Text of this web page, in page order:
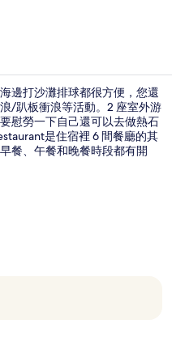
邊打沙灘排球都很方便，您還
/趴板衝浪等活動。2 座室外游
慰勞一下自己還可以去做熱石
是住宿裡 6 間餐廳的其
餐、午餐和晚餐時段都有開